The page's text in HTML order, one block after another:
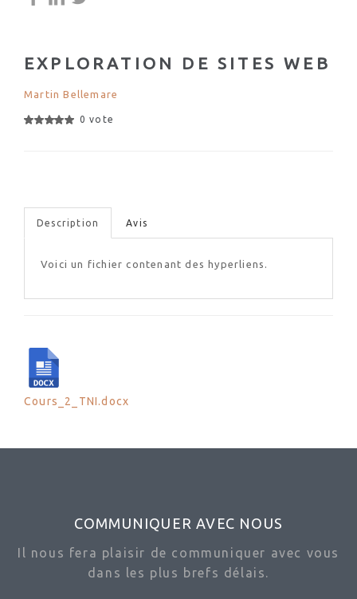
EXPLORATION DE SITES WEB
Martin Bellemare
0 vote
Description Avis
Voici un fichier contenant des hyperliens.
Cours_2_TNI.docx
COMMUNIQUER AVEC NOUS
Il nous fera plaisir de communiquer avec vous
dans les plus brefs délais.